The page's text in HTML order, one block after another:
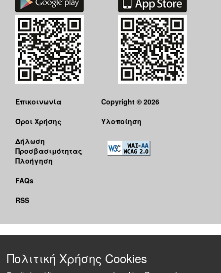
Επικοινωνία
Όροι Χρήσης
Δήλωση
Προσβασιμότητας
Πλοήγηση
FAQs
RSS
Copyright © 2026
Υλοποίηση
Πολιτική Χρήσης Cookies